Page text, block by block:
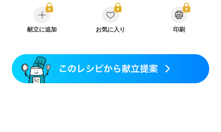
糖尿病性腎症（第１期）
糖尿病性腎症（第２期）
糖尿病性腎症（第３期）
CKD（ステージ１）
CKD（ステージ２）
CKD（ステージ３a）
乳がん治療を終えた方・経過観察中の方など
妊娠中(初期)
妊婦健診・体重増加が気になる（初期）
妊婦健診・血圧が気になる（初期）
献立に追加 お気に入り 印刷